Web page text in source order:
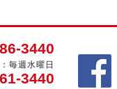
3440
毎週水曜日
3440